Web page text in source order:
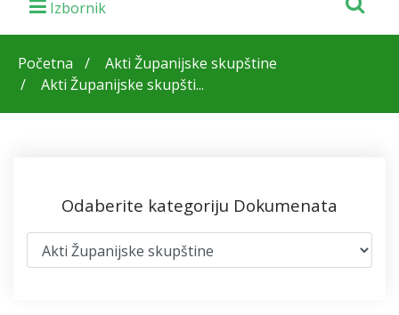
Početna
Akti Županijske skupštine
Akti Županijske skupšti...
Odaberite kategoriju Dokumenata